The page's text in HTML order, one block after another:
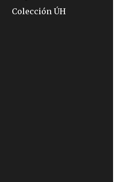
Colección ÚH